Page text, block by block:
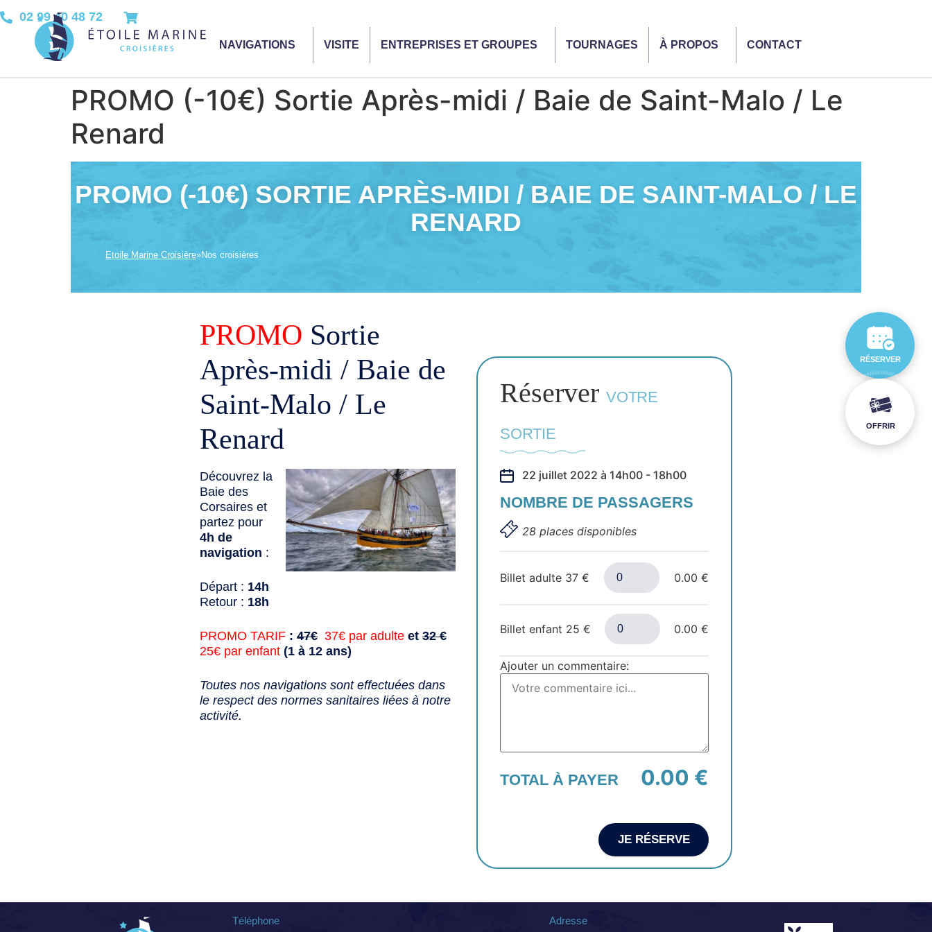
02 99 40 48 72
NAVIGATIONS VISITE ENTREPRISES ET GROUPES TOURNAGES À PROPOS CONTACT
PROMO (-10€) Sortie Après-midi / Baie de Saint-Malo / Le
Renard
PROMO (-10€) SORTIE APRÈS-MIDI / BAIE DE SAINT-MALO / LE
RENARD
Etoile Marine Croisière»Nos croisières
PROMO Sortie
Après-midi / Baie de
Saint-Malo / Le
Renard
Découvrez la
Baie des
Corsaires et
partez pour
4h de
navigation :
Départ : 14h
Retour : 18h
PROMO TARIF : 47€ 37€ par adulte et 32 €
25€ par enfant (1 à 12 ans)
Toutes nos navigations sont effectuées dans
le respect des normes sanitaires liées à notre
activité.
Réserver VOTRE
SORTIE
22 juillet 2022 à 14h00 - 18h00
NOMBRE DE PASSAGERS
28 places disponibles
Billet adulte 37 € 0.00 €
Billet enfant 25 € 0.00 €
Ajouter un commentaire:
TOTAL À PAYER 0.00 €
JE RÉSERVE
Téléphone Adresse
RÉSERVER
OFFRIR